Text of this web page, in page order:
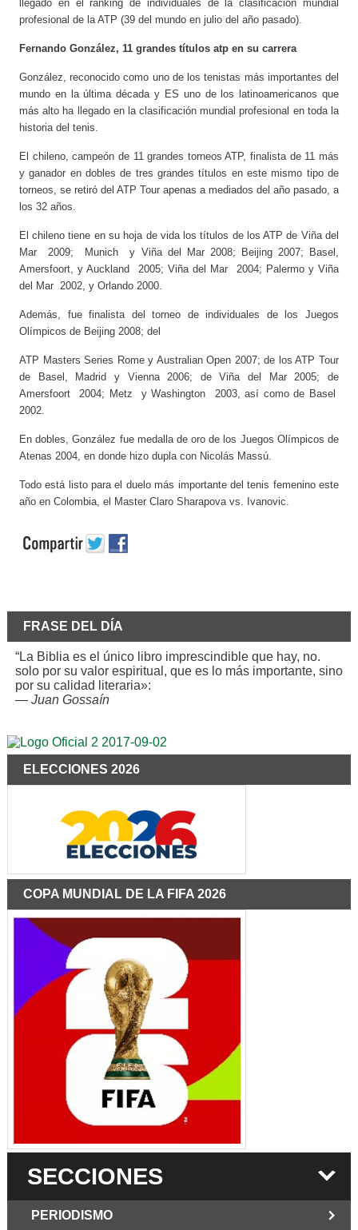
llegado en el ranking de individuales de la clasificación mundial
profesional de la ATP (39 del mundo en julio del año pasado).
Fernando González, 11 grandes títulos atp en su carrera
González, reconocido como uno de los tenistas más importantes del
mundo en la última década y ES uno de los latinoamericanos que
más alto ha llegado en la clasificación mundial profesional en toda la
historia del tenis.
El chileno, campeón de 11 grandes torneos ATP, finalista de 11 más
y ganador en dobles de tres grandes títulos en este mismo tipo de
torneos, se retiró del ATP Tour apenas a mediados del año pasado, a
los 32 años.
El chileno tiene en su hoja de vida los títulos de los ATP de Viña del
Mar 2009; Munich y Viña del Mar 2008; Beijing 2007; Basel,
Amersfoort, y Auckland 2005; Viña del Mar 2004; Palermo y Viña
del Mar 2002, y Orlando 2000.
Además, fue finalista del torneo de individuales de los Juegos
Olímpicos de Beijing 2008; del
ATP Masters Series Rome y Australian Open 2007; de los ATP Tour
de Basel, Madrid y Vienna 2006; de Viña del Mar 2005; de
Amersfoort 2004; Metz y Washington 2003, así como de Basel
2002.
En dobles, González fue medalla de oro de los Juegos Olímpicos de
Atenas 2004, en donde hizo dupla con Nicolás Massú.
Todo está listo para el duelo más importante del tenis femenino este
año en Colombia, el Master Claro Sharapova vs. Ivanovic.
FRASE DEL DÍA
“La Biblia es el único libro imprescindible que hay, no.
solo por su valor espiritual, que es lo más importante, sino
por su calidad literaria»:
— Juan Gossaín
ELECCIONES 2026
COPA MUNDIAL DE LA FIFA 2026
SECCIONES
PERIODISMO